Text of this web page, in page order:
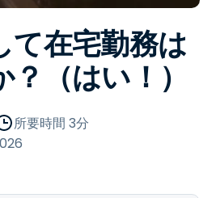
て在宅勤務は
（はい！）
所要時間 3分